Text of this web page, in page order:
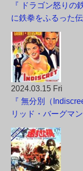
『 ドラゴン怒りの
に鉄拳をふるった
2024.03.15 Fri
『 無分別（
リッド・バーグマ